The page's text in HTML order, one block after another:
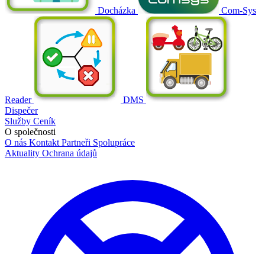
Docházka Com-Sys
Reader
DMS
Dispečer
Služby Ceník
O společnosti
O nás Kontakt Partneři Spolupráce
Aktuality Ochrana údajů